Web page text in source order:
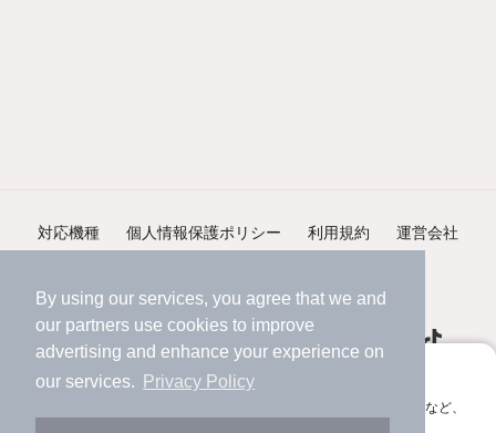
By using our services, you agree that we and
our partners use cookies to improve
advertising and enhance your experience on
our services.
Privacy Policy
アプリに切り替えて、サクサクお部屋探し
会員登録なしですぐ使える。マップ検索やお気に入り保存など、
対応機種 個人情報保護ポリシー 利用規約 運営会社
©NIFTY Lifestyle Co., Ltd.